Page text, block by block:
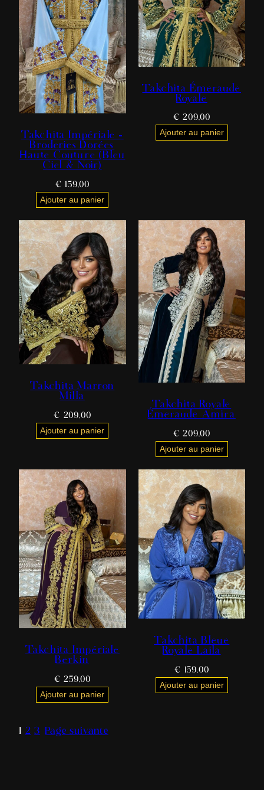
Takchita Impériale –
Broderies Dorées
Haute Couture (Bleu
Ciel & Noir)
€ 159,00
Ajouter au panier
Takchita Émeraude
Royale
€ 209,00
Ajouter au panier
Takchita Marron
Milla
€ 209,00
Ajouter au panier
Takchita Royale
Émeraude Amira
€ 209,00
Ajouter au panier
Takchita Impériale
Berkin
€ 259,00
Ajouter au panier
Takchita Bleue
Royale Laila
€ 159,00
Ajouter au panier
1 2 3 Page suivante